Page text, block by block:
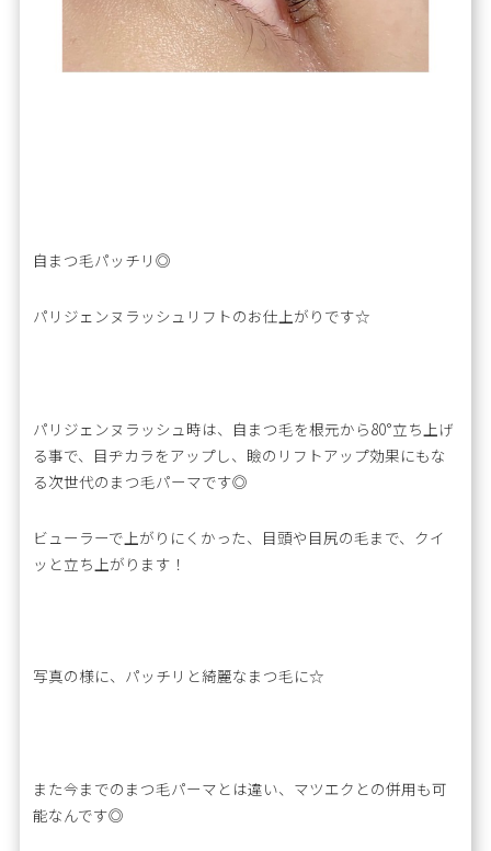
自まつ毛パッチリ◎
パリジェンヌラッシュリフトのお仕上がりです☆
パリジェンヌラッシュ時は、自まつ毛を根元から80°立ち上げ
る事で、目ヂカラをアップし、瞼のリフトアップ効果にもな
る次世代のまつ毛パーマです◎
ビューラーで上がりにくかった、目頭や目尻の毛まで、クイ
ッと立ち上がります！
写真の様に、パッチリと綺麗なまつ毛に☆
また今までのまつ毛パーマとは違い、マツエクとの併用も可
能なんです◎